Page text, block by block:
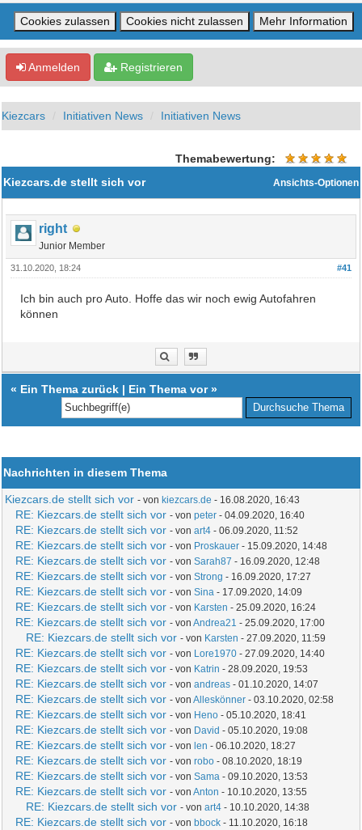
Anmelden Registrieren
Kiezcars Initiativen News Initiativen News
Themabewertung:
Ansichts-Optionen
Kiezcars.de stellt sich vor
right
Junior Member
#41
31.10.2020, 18:24
Ich bin auch pro Auto. Hoffe das wir noch ewig Autofahren
können
« Ein Thema zurück | Ein Thema vor»
Nachrichten in diesem Thema
Kiezcars.de stellt sich vor - von kiezcars.de - 16.08.2020, 16:43
RE: Kiezcars.de stellt sich vor - vonpeter - 04.09.2020, 16:40
RE: Kiezcars.de stellt sich vor - vonart4 - 06.09.2020, 11:52
RE: Kiezcars.de stellt sich vor - von Proskauer - 15.09.2020, 14:48
RE: Kiezcars.de stellt sich vor - vonSarah87 - 16.09.2020, 12:48
RE: Kiezcars.de stellt sich vor - vonStrong - 16.09.2020, 17:27
RE: Kiezcars.de stellt sich vor - vonSina - 17.09.2020, 14:09
RE: Kiezcars.de stellt sich vor - von Karsten - 25.09.2020, 16:24
RE: Kiezcars.de stellt sich vor - vonAndrea21 - 25.09.2020, 17:00
RE: Kiezcars.de stellt sich vor - von Karsten - 27.09.2020, 11:59
RE: Kiezcars.de stellt sich vor - von Lore1970 - 27.09.2020, 14:40
RE: Kiezcars.de stellt sich vor - von Katrin - 28.09.2020, 19:53
RE: Kiezcars.de stellt sich vor - vonandreas - 01.10.2020, 14:07
RE: Kiezcars.de stellt sich vor - vonAlleskönner - 03.10.2020, 02:58
RE: Kiezcars.de stellt sich vor - von Heno - 05.10.2020, 18:41
RE: Kiezcars.de stellt sich vor - von David - 05.10.2020, 19:08
RE: Kiezcars.de stellt sich vor - von len - 06.10.2020, 18:27
RE: Kiezcars.de stellt sich vor - vonrobo - 08.10.2020, 18:19
RE: Kiezcars.de stellt sich vor - vonSama - 09.10.2020, 13:53
RE: Kiezcars.de stellt sich vor - vonAnton - 10.10.2020, 13:55
RE: Kiezcars.de stellt sich vor - vonart4 - 10.10.2020, 14:38
RE: Kiezcars.de stellt sich vor - von bbock - 11.10.2020, 16:18